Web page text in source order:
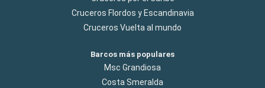
Cruceros Flordos y Escandinavia
Cruceros Vuelta al mundo
Barcos más populares
Msc Grandiosa
Costa Smeralda